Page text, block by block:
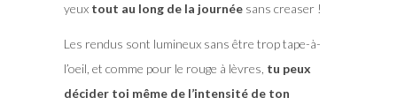
yeuxtout au long de la journéesans creaser !
Les rendus sont lumineux sans être trop tape-à-
l’oeil, et comme pour le rouge à lèvres, tu peux
décider toi même de l’intensité de ton